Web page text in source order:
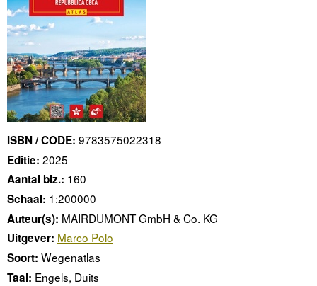
ISBN / CODE: 9783575022318
Editie: 2025
Aantal blz.: 160
Schaal: 1:200000
Auteur(s): MAIRDUMONT GmbH & Co. KG
Uitgever: Marco Polo
Soort: Wegenatlas
Taal: Engels, Duits